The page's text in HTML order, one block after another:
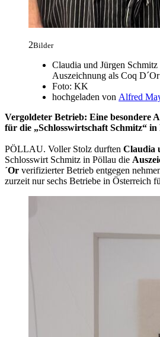
2Bilder
Claudia und Jürgen
Auszeichnung als Coq
Foto: KK
hochgeladen von Alfred
Vergoldeter Betrieb: Eine besondere
für die „Schlosswirtschaft Schmitz“ in
PÖLLAU. Voller Stolz durften Claudia
Schlosswirt Schmitz in Pöllau die
´Or verifizierter Betrieb entgegen
zurzeit nur sechs Betriebe in Österreich